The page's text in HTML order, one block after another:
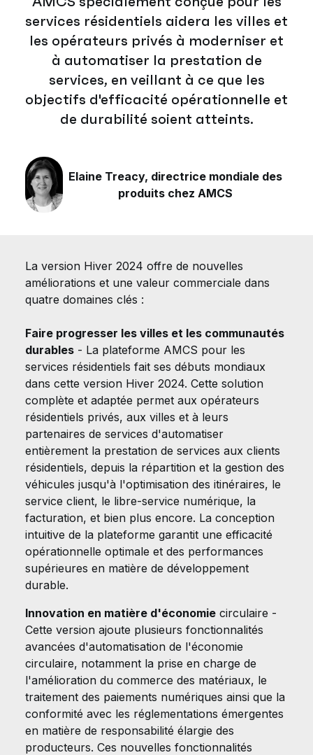
services résidentiels aidera les villes et
les opérateurs privés à moderniser et
à automatiser la prestation de
services, en veillant à ce que les
objectifs d'efficacité opérationnelle et
de durabilité soient atteints.
Elaine Treacy, directrice mondiale des
produits chez AMCS
La version Hiver 2024 offre de nouvelles
améliorations et une valeur commerciale dans
quatre domaines clés :
Faire progresser les villes et les communautés
durables - La plateforme AMCS pour les
services résidentiels fait ses débuts mondiaux
dans cette version Hiver 2024. Cette solution
complète et adaptée permet aux opérateurs
résidentiels privés, aux villes et à leurs
partenaires de services d'automatiser
entièrement la prestation de services aux clients
résidentiels, depuis la répartition et la gestion des
véhicules jusqu'à l'optimisation des itinéraires, le
service client, le libre-service numérique, la
facturation, et bien plus encore. La conception
intuitive de la plateforme garantit une efficacité
opérationnelle optimale et des performances
supérieures en matière de développement
durable.
Innovation en matière d'économie circulaire -
Cette version ajoute plusieurs fonctionnalités
avancées d'automatisation de l'économie
circulaire, notamment la prise en charge de
l'amélioration du commerce des matériaux, le
traitement des paiements numériques ainsi que la
conformité avec les réglementations émergentes
en matière de responsabilité élargie des
producteurs. Ces nouvelles fonctionnalités